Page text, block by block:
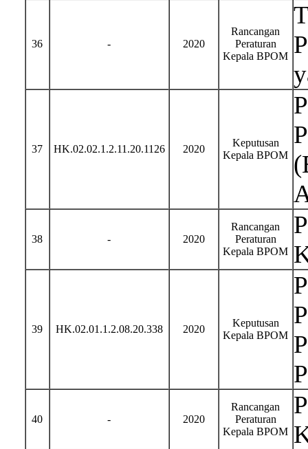
36 - 2020
Rancangan
Peraturan
Kepala BPOM
37 HK.02.02.1.2.11.20.1126 2020
Keputusan
Kepala BPOM
38 - 2020
Rancangan
Peraturan
Kepala BPOM
39 HK.02.01.1.2.08.20.338 2020
Keputusan
Kepala BPOM
40 - 2020
Rancangan
Peraturan
Kepala BPOM